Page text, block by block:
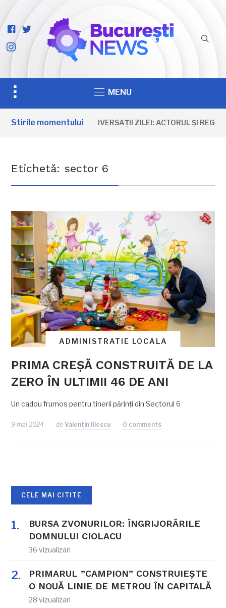
facebook-
official
twitter
instagram
Toggle
sidebar
&
MENU
Stirile momentuluiANIVERSAȚII ZILEI: ACTORUL ȘI
Etichetă: sector 6
ADMINISTRATIE LOCALA
PRIMA CREȘĂ CONSTRUITĂ DE LA
ZERO ÎN ULTIMII 46 DE ANI
Un cadou frumos pentru tinerii părinți din Sectorul 6
9 mai 2024 deValentin Iliescu 0 comments
CELE MAI CITITE
BURSA ZVONURILOR: ÎNGRIJORĂRILE
DOMNULUI CIOLACU
36 vizualizari
PRIMARUL ”CAMPION” CONSTRUIEȘTE
O NOUĂ LINIE DE METROU ÎN CAPITALĂ
28 vizualizari